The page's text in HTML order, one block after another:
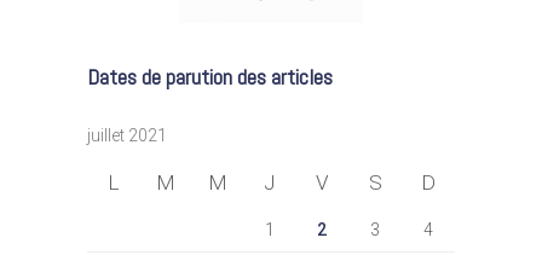
Dates de parution des articles
juillet 2021
L M M J V S D
1 2 3 4